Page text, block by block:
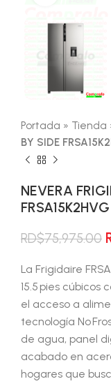
Portada » Tienda
BY SIDE
NEVERA
FRSA15K2HVG
RD$75,975.00
La Frigidaire
15.5 pies cúbicos
el acceso a
tecnología No
de agua, panel
acabado en
hogares que